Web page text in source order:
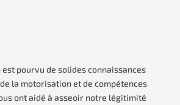
est pourvu de solides connaissances
la motorisation et de compétences
ont aidé à asseoir notre légitimité